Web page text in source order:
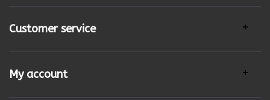
Customer service
My account